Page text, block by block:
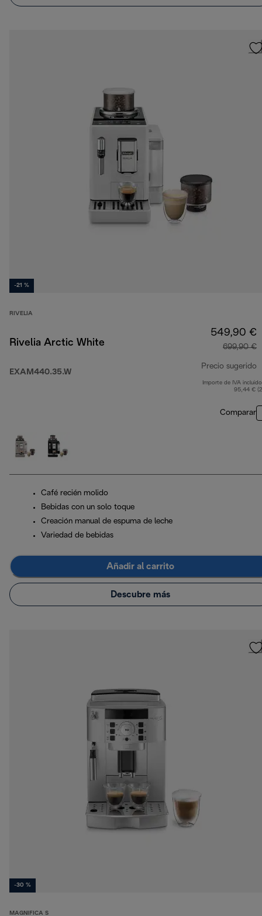
-21 %
RIVELIA
Rivelia Arctic White
EXAM440.35.W
549,90 €
699,90 €
Precio sugerido
Importe de IVA
95,44 €
Comparar
Café recién molido
Bebidas con un solo toque
Creación manual de espuma de leche
Variedad de bebidas
Añadir al carrito
Descubre más
-30 %
MAGNIFICA S